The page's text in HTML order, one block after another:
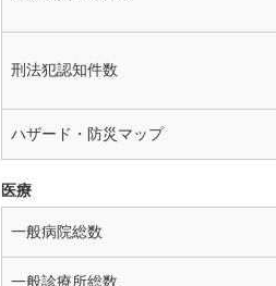
刑法犯認知件数
ハザード・防災マップ
医療
一般病院総数
一般診療所総数